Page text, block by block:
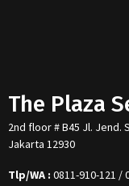
The Plaza
2nd floor # B45 Jl. Jend.
Jakarta 12930
Tlp/WA : 0811-910-121 /